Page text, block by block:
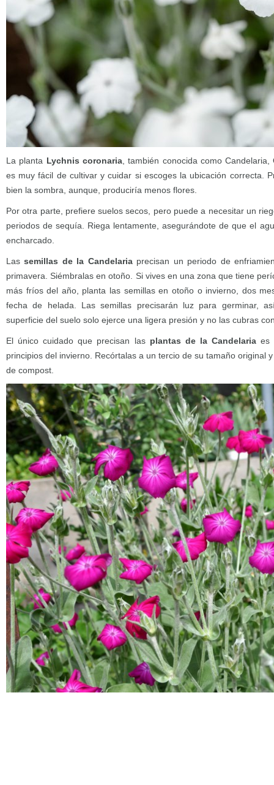
La planta Lychnis coronaria, también conocida como
es muy fácil de cultivar y cuidar si escoges la ubicación correcta.
bien la sombra, aunque, produciría menos flores.
Por otra parte, prefiere suelos secos, pero puede a necesitar un
periodos de sequía. Riega lentamente, asegurándote de que el
encharcado.
Lassemillas de la Candelaria precisan un periodo de
primavera. Siémbralas en otoño. Si vives en una zona que tiene
más fríos del año, planta las semillas en otoño o invierno, dos
fecha de helada. Las semillas precisarán luz para germinar,
superficie del suelo solo ejerce una ligera presión y no las cubras
El único cuidado que precisan las plantas de la Candelariaes
principios del invierno. Recórtalas a un tercio de su tamaño original
de compost.